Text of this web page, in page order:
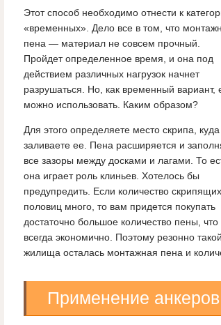
Этот способ необходимо отнести к
«временных». Дело все в том, что
пена — материал не совсем прочный.
Пройдет определенное время, и она под
действием различных нагрузок начнет
разрушаться. Но, как временный вариант,
можно использовать. Каким образом?
Для этого определяете место скрипа,
заливаете ее. Пена расширяется и
все зазоры между досками и лагами. То
она играет роль клиньев. Хотелось бы
предупредить. Если количество скрипящих
половиц много, то вам придется покупать
достаточно большое количество пены, что
всегда экономично. Поэтому резонно
жилища осталась монтажная пена и
Применение анкеров